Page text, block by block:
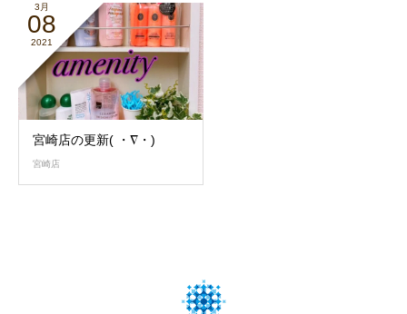
3月
08
2021
宮崎店の更新( ・∇・)
宮崎店